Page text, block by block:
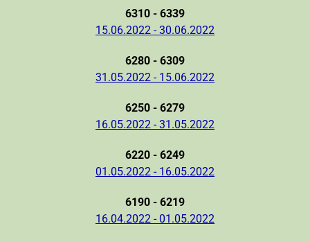
6310 - 6339
15.06.2022 - 30.06.2022
6280 - 6309
31.05.2022 - 15.06.2022
6250 - 6279
16.05.2022 - 31.05.2022
6220 - 6249
01.05.2022 - 16.05.2022
6190 - 6219
16.04.2022 - 01.05.2022